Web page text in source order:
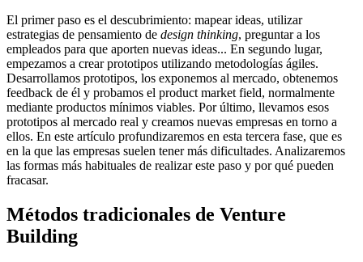
El primer paso es el descubrimiento: mapear ideas, utilizar
estrategias de pensamiento de design thinking, preguntar a los
empleados para que aporten nuevas ideas... En segundo lugar,
empezamos a crear prototipos utilizando metodologías ágiles.
Desarrollamos prototipos, los exponemos al mercado, obtenemos
feedback de él y probamos el product market field, normalmente
mediante productos mínimos viables. Por último, llevamos esos
prototipos al mercado real y creamos nuevas empresas en torno a
ellos. En este artículo profundizaremos en esta tercera fase, que es
en la que las empresas suelen tener más dificultades. Analizaremos
las formas más habituales de realizar este paso y por qué pueden
fracasar.
Métodos tradicionales de Venture
Building